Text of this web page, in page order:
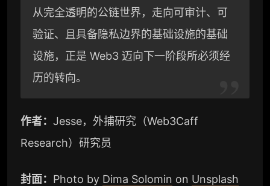
从完全透明的公链世界，走向可审计、可
验证、且具备隐私边界的基础设施的基础
设施，正是 Web3 迈向下一阶段所必须经
历的转向。
作者： Jesse，外捕研究（Web3Caff
Research）研究员
封面： Photo by Dima Solomin on Unsplash